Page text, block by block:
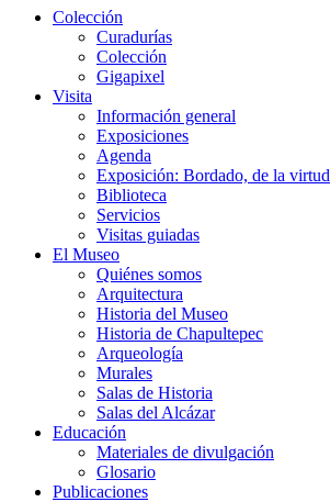
Colección
Curadurías
Colección
Gigapixel
Visita
Información general
Exposiciones
Agenda
Exposición: Bordado, de la virtud
Biblioteca
Servicios
Visitas guiadas
El Museo
Quiénes somos
Arquitectura
Historia del Museo
Historia de Chapultepec
Arqueología
Murales
Salas de Historia
Salas del Alcázar
Educación
Materiales de divulgación
Glosario
Publicaciones